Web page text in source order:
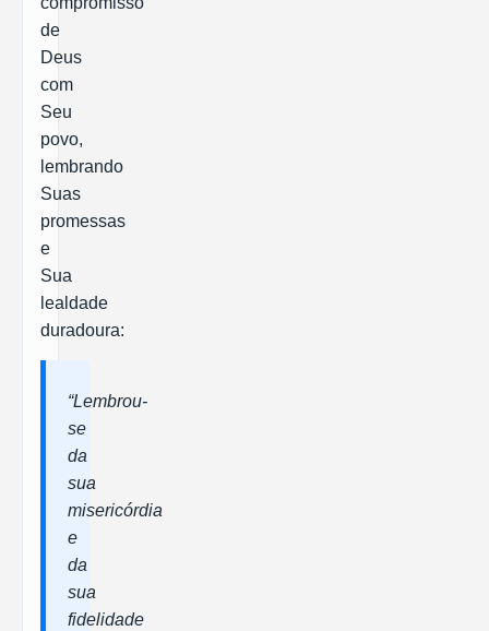
de
Deus
com
Seu
povo,
lembrando
Suas
promessas
e
Sua
lealdade
duradoura:
“Lembrou-
se
da
sua
misericórdia
e
da
sua
fidelidade